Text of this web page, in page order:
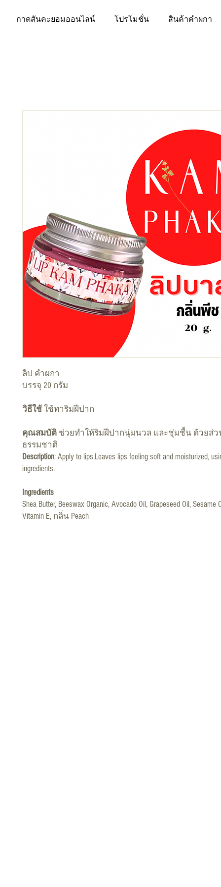
กาดสันคะยอมออนไลน์ โปรโมชั่น สินค้าคำผกา
ลิป คำผกา
บรรจุ 20 กรัม
วิธีใช้ ใช้ทาริมฝีปาก
คุณสมบัติ ช่วยทำให้ริมฝีปากนุ่มนวล และชุ่มชื้น ด้วยส่ว
ธรรมชาติ
Description: Apply to lips.Leaves lips feeling soft and moisturized,
ingredients.
Ingredients
Shea Butter, Beeswax Organic, Avocado Oil, Grapeseed Oil, Sesame
Vitamin E, กลิ่น Peach